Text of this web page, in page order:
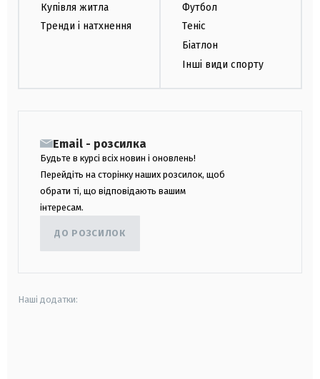
Купівля житла
Тренди і натхнення
Футбол
Теніс
Біатлон
Інші види спорту
Email - розсилка
Будьте в курсі всіх новин і оновлень!
Перейдіть на сторінку наших розсилок, щоб
обрати ті, що відповідають вашим
інтересам.
ДО РОЗСИЛОК
Наші додатки: